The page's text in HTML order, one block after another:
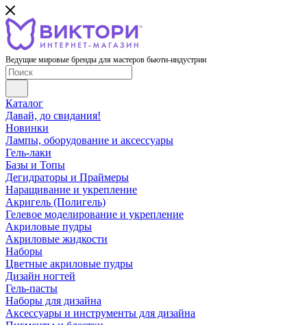
Ведущие мировые бренды для мастеров бьюти-индустрии
Каталог
Давай, до свидания!
Новинки
Лампы, оборудование и аксессуары
Гель-лаки
Базы и Топы
Дегидраторы и Праймеры
Наращивание и укрепление
Акригель (Полигель)
Гелевое моделирование и укрепление
Акриловые пудры
Акриловые жидкости
Наборы
Цветные акриловые пудры
Дизайн ногтей
Гель-пасты
Наборы для дизайна
Аксессуары и инструменты для дизайна